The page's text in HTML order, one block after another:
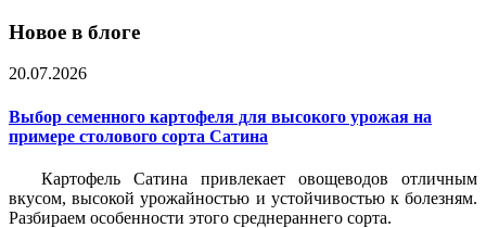
Новое в блоге
20.07.2026
Выбор семенного картофеля для высокого урожая на
примере столового сорта Сатина
Картофель Сатина привлекает овощеводов отличным
вкусом, высокой урожайностью и устойчивостью к болезням.
Разбираем особенности этого среднераннего сорта.